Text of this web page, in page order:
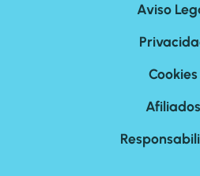
Aviso
Cookies
Afiliados